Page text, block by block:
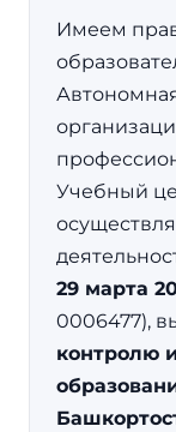
Имеем
Учебный
29 марта
0006477),
контролю